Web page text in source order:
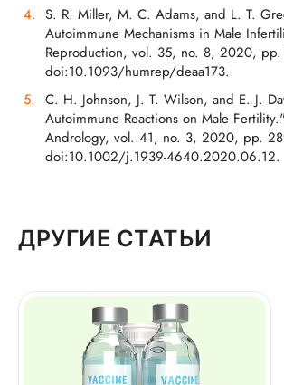
S. R. Miller, M. C. Adams, and L. T.
Autoimmune Mechanisms in Male
Reproduction, vol. 35, no. 8, 2020, pp.
doi:10.1093/humrep/deaa173.
C. H. Johnson, J. T. Wilson, and E. J.
Autoimmune Reactions on Male
Andrology, vol. 41, no. 3, 2020, pp.
doi:10.1002/j.1939-4640.2020.06.12.
ДРУГИЕ СТАТЬИ